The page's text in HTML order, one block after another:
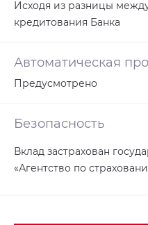
Исходя из разницы
кредитования Банка
Автоматическая
Предусмотрено
Безопасность
Вклад застрахован
«Агентство по